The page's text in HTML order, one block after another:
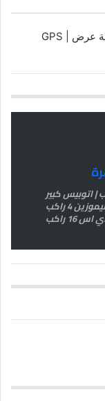
| اتوبيس كبير 33 راكب | اتوبيس كبير
50 راكب | جيب سفاري | كوستر 26 راكب | ليموزين 4 راكب